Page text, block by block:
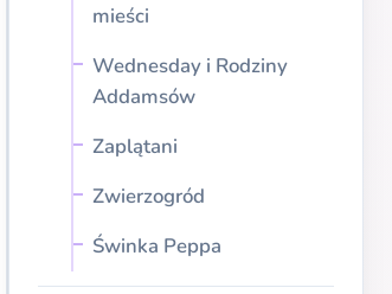
mieści
Wednesday i Rodziny
Addamsów
Zaplątani
Zwierzogród
Świnka Peppa